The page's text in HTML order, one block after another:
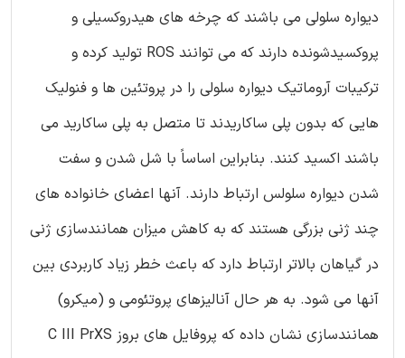
دیواره سلولی می باشند که چرخه های هیدروکسیلی و
پروکسیدشونده دارند که می توانند ROS تولید کرده و
ترکیبات آروماتیک دیواره سلولی را در پروتئین ها و فنولیک
هایی که بدون پلی ساکاریدند تا متصل به پلی ساکارید می
باشند اکسید کنند. بنابراین اساساً با شل شدن و سفت
شدن دیواره سلولس ارتباط دارند. آنها اعضای خانواده های
چند ژنی بزرگی هستند که به کاهش میزان همانندسازی ژنی
در گیاهان بالاتر ارتباط دارد که باعث خطر زیاد کاربردی بین
آنها می شود. به هر حال آنالیزهای پروتئومی و (میکرو)
همانندسازی نشان داده که پروفایل های بروز C III PrXS